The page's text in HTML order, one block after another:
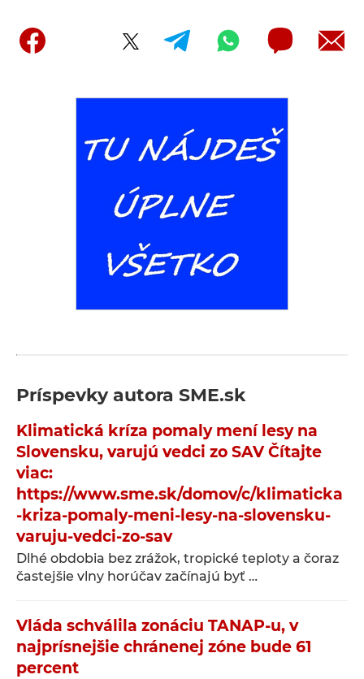
Príspevky autora SME.sk
Klimatická kríza pomaly mení lesy na
Slovensku, varujú vedci zo SAV Čítajte
viac:
https://www.sme.sk/domov/c/klimaticka
-kriza-pomaly-meni-lesy-na-slovensku-
varuju-vedci-zo-sav
Dlhé obdobia bez zrážok, tropické teploty a čoraz
častejšie vlny horúčav začínajú byť …
Vláda schválila zonáciu TANAP-u, v
najprísnejšie chránenej zóne bude 61
percent